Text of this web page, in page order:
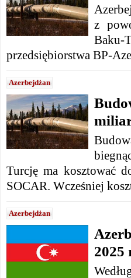
z
przedsiębiorstwa BP-
Azerbejdżan
Turcję ma kosztować
SOCAR. Wcześniej
Azerbejdżan
2025